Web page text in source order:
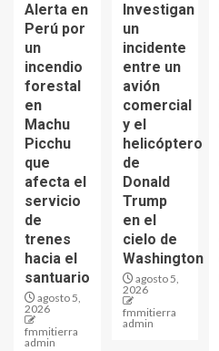
Alerta en
Perú por
un
incendio
forestal
en
Machu
Picchu
que
afecta el
servicio
de
trenes
hacia el
santuario
agosto 5,
2026
fmmitierra
admin
Investigan
un
incidente
entre un
avión
comercial
y el
helicóptero
de
Donald
Trump
en el
cielo de
Washington
agosto 5,
2026
fmmitierra
admin